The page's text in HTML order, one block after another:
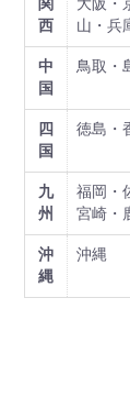
関
西
大阪・
山・兵
中
国
鳥取・
四
国
徳島・
九
州
福岡・
宮崎・
沖
縄
沖縄